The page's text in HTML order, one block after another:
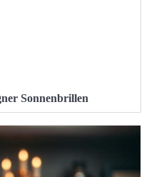
Sonnenbrillen